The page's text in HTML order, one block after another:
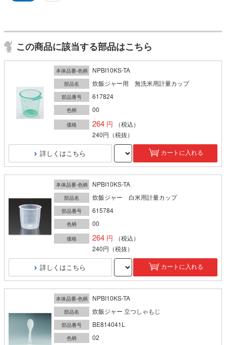
この商品に該当する部品はこちら
本体品番-色柄 NPBI10KS-TA
部品名 炊飯ジャー用 無洗米用計量カップ
部品番号 617824
色柄 00
価格 264
（税込）
240円 （税抜）
詳しくはこちら カートに入れる
本体品番-色柄 NPBI10KS-TA
部品名 炊飯ジャー 白米用計量カップ
部品番号 615784
色柄 00
価格 264
（税込）
240円 （税抜）
詳しくはこちら カートに入れる
本体品番-色柄 NPBI10KS-TA
部品名 炊飯ジャー 立つしゃもじ
部品番号 BE814041L
色柄 02